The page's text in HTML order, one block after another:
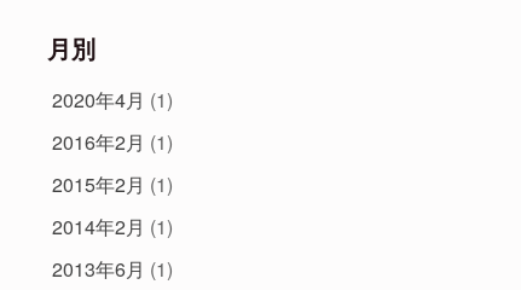
月別
2020年4月 (1)
2016年2月 (1)
2015年2月 (1)
2014年2月 (1)
2013年6月 (1)